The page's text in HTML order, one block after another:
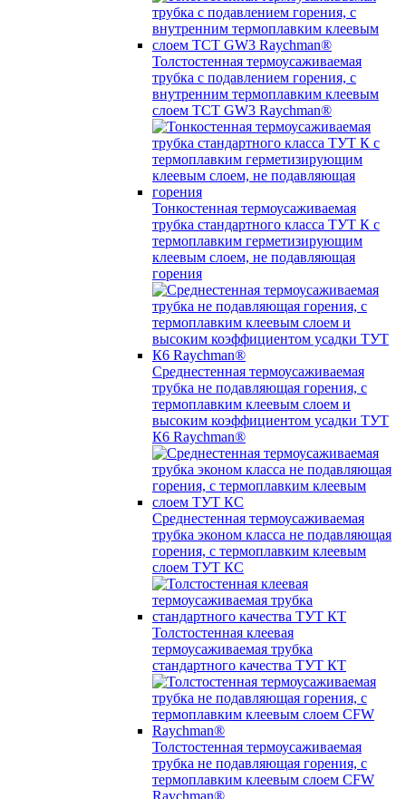
Толстостенная термоусаживаемая
трубка c подавлением горения, с
внутренним термоплавким клеевым
слоем TCT GW3 Raychman®
Тонкостенная термоусаживаемая
трубка стандартного класса ТУТ К с
термоплавким герметизирующим
клеевым слоем, не подавляющая
горения
Среднестенная термоусаживаемая
трубка не подавляющая горения, с
термоплавким клеевым слоем и
высоким коэффициентом усадки ТУТ
К6 Raychman®
Среднестенная термоусаживаемая
трубка эконом класса не подавляющая
горения, с термоплавким клеевым
слоем ТУТ КС
Толстостенная клеевая
термоусаживаемая трубка
стандартного качества ТУТ КТ
Толстостенная термоусаживаемая
трубка не подавляющая горения, с
термоплавким клеевым слоем CFW
Raychman®